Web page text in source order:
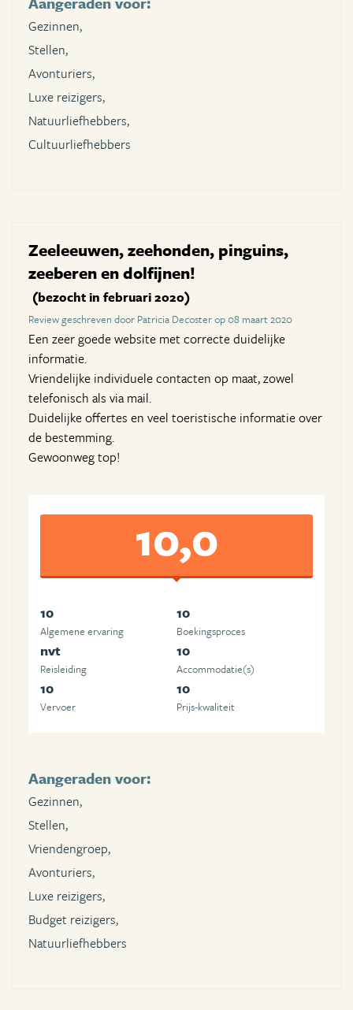
Gezinnen,
Stellen,
Avonturiers,
Luxe reizigers,
Natuurliefhebbers,
Cultuurliefhebbers
Zeeleeuwen, zeehonden, pinguins,
zeeberen en dolfijnen!
(bezocht in februari 2020)
Review geschreven door Patricia Decoster op 08 maart 2020
Een zeer goede website met correcte duidelijke
informatie.
Vriendelijke individuele contacten op maat, zowel
telefonisch als via mail.
Duidelijke offertes en veel toeristische informatie over
de bestemming.
Gewoonweg top!
10,0
10
Algemene ervaring
10
Boekingsproces
nvt
Reisleiding
10
Accommodatie(s)
10
Vervoer
10
Prijs-kwaliteit
Aangeraden voor:
Gezinnen,
Stellen,
Vriendengroep,
Avonturiers,
Luxe reizigers,
Budget reizigers,
Natuurliefhebbers